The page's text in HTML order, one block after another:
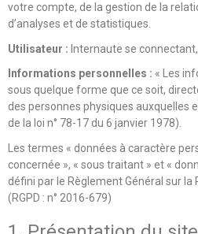
votre compte, de la gestion de la
d’analyses et de statistiques.
Utilisateur : Internaute se
Informations personnelles : « Les
sous quelque forme que ce soit,
des personnes physiques auxquelles
de la loi n° 78-17 du 6 janvier 1978).
Les termes « données à caractère
concernée », « sous traitant » et «
défini par le Règlement Général sur la
(RGPD : n° 2016-679)